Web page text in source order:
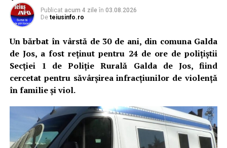
Publicat acum 4 zile în 03.08.2026
De teiusinfo.ro
Un bărbat în vârstă de 30 de ani, din comuna Galda
de Jos, a fost reținut pentru 24 de ore de polițiștii
Secției 1 de Poliție Rurală Galda de Jos, fiind
cercetat pentru săvârșirea infracțiunilor de violență
în familie și viol.